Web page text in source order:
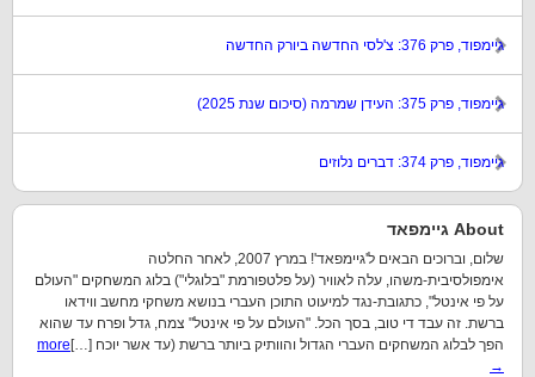
גיימפוד, פרק 376: צ'לסי החדשה ביורק החדשה
גיימפוד, פרק 375: העידן שמרמה (סיכום שנת 2025)
גיימפוד, פרק 374: דברים נלוזים
About גיימפאד
שלום, וברוכים הבאים ל'גיימפאד'! במרץ 2007, לאחר החלטה
אימפולסיבית-משהו, עלה לאוויר (על פלטפורמת "בלוגלי") בלוג המשחקים "העולם
על פי אינטל", כתגובת-נגד למיעוט התוכן העברי בנושא משחקי מחשב ווידאו
ברשת. זה עבד די טוב, בסך הכל. "העולם על פי אינטל" צמח, גדל ופרח עד שהוא
הפך לבלוג המשחקים העברי הגדול והוותיק ביותר ברשת (עד אשר יוכח […] more
→